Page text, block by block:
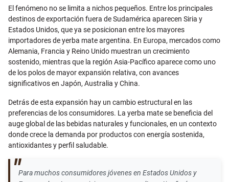
El fenómeno no se limita a nichos pequeños. Entre los principales
destinos de exportación fuera de Sudamérica aparecen Siria y
Estados Unidos, que ya se posicionan entre los mayores
importadores de yerba mate argentina. En Europa, mercados como
Alemania, Francia y Reino Unido muestran un crecimiento
sostenido, mientras que la región Asia-Pacífico aparece como uno
de los polos de mayor expansión relativa, con avances
significativos en Japón, Australia y China.
Detrás de esta expansión hay un cambio estructural en las
preferencias de los consumidores. La yerba mate se beneficia del
auge global de las bebidas naturales y funcionales, en un contexto
donde crece la demanda por productos con energía sostenida,
antioxidantes y perfil saludable.
Para muchos consumidores jóvenes en Estados Unidos y